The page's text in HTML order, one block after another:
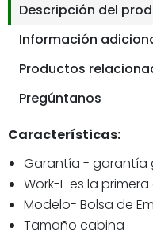
Descripción del
Información
Productos
Pregúntanos
Características:
Garantía - garantía
Work-E es la
Modelo- Bolsa de
Tamaño cabina